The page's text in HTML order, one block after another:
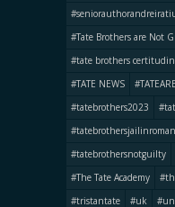
#Tate Brothers are Not
#tate brothers
#TATE NEWS
#tatebrothers2023
#tatebrothersnotguilty
#The Tate Academy
#tristantate
#uk #un